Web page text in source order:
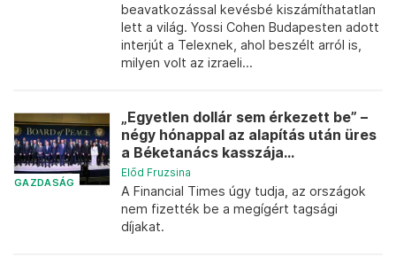
beavatkozással kevésbé kiszámíthatatlan
lett a világ. Yossi Cohen Budapesten adott
interjút a Telexnek, ahol beszélt arról is,
milyen volt az izraeli...
GAZDASÁG
„Egyetlen dollár sem érkezett be” –
négy hónappal az alapítás után üres
a Béketanács kasszája...
Előd Fruzsina
A Financial Times úgy tudja, az országok
nem fizették be a megígért tagsági
díjakat.